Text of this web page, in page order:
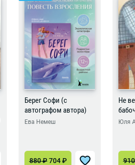
Берег Софи (с
автографом автора)
Ева Немеш
880₽ 704₽
Не
Юля